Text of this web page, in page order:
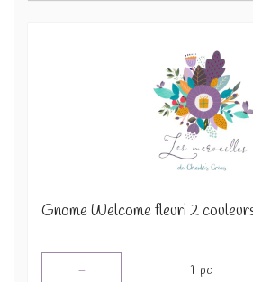
Gnome Welcome fleuri 2
- 1 pc